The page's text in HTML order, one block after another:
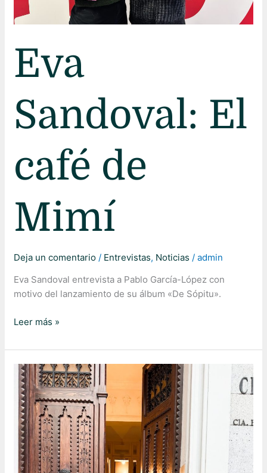
Eva
Sandoval: El
café de
Mimí
Deja un comentario / Entrevistas, Noticias /admin
Eva Sandoval entrevista a Pablo García-López con
motivo del lanzamiento de su álbum «De Sópitu».
Leer más »
Diario
Córdoba:
el
backstage
en
la
vida
de